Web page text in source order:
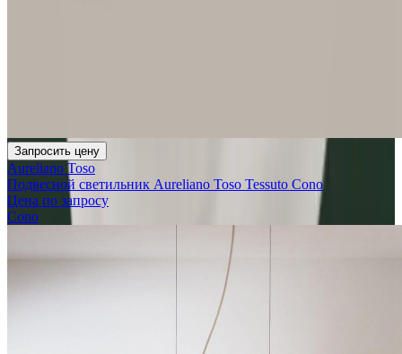
Запросить цену
Aureliano Toso
Подвесной светильник Aureliano Toso Tessuto Cono
Цена по запросу
Cono